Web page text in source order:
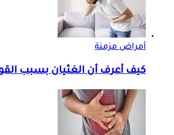
أمراض مزمنة
كيف أعرف أن الغثيان بسبب